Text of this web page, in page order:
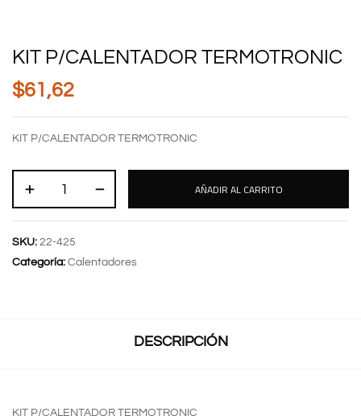
KIT P/CALENTADOR TERMOTRONIC
$61,62
KIT P/CALENTADOR TERMOTRONIC
AÑADIR AL CARRITO
SKU: 22-425
Categoría: Calentadores
DESCRIPCIÓN
KIT P/CALENTADOR TERMOTRONIC